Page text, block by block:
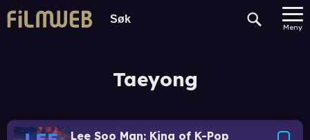
Meny
Taeyong
Lee Soo Man: King of K-Pop